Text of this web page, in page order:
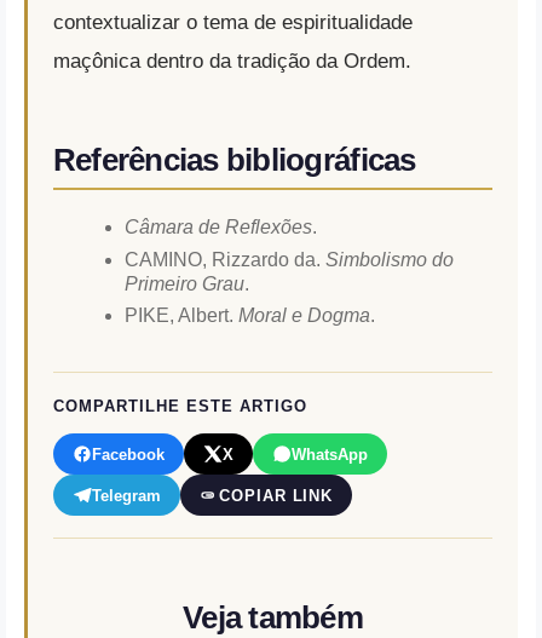
contextualizar o tema de espiritualidade
maçônica dentro da tradição da Ordem.
Referências bibliográficas
Câmara de Reflexões.
CAMINO, Rizzardo da. Simbolismo do
Primeiro Grau.
PIKE, Albert. Moral e Dogma.
COMPARTILHE ESTE ARTIGO
Facebook X WhatsApp
Telegram COPIAR LINK
Veja também